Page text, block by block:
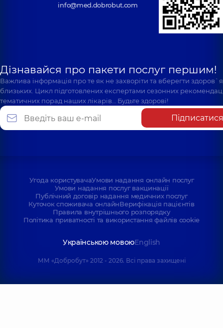
info@med.dobrobut.com
Дізнавайся про пакети послуг першим!
Важлива інформація про те як не захворіти та вберегти
близьких. Цикл підготовлених експертами сезонних
тематичних порад наших лікарів… Будьте здорові!
Підписатися
Угода користувачаУмови надання онлайн послуг
Умови надання послуг вакцинації
Публічний договір надання медичних послуг
Куточок споживача онлайнВерифікація пацієнтів
Правила внутрішнього розпорядку
Політика приватності та використання файлів cookie
Українською мовоюEnglish
ММ «Добробут» 2012 - 2026. Всі права захищені